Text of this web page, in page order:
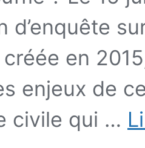
d’enquête
en
enjeux de
civile qui …